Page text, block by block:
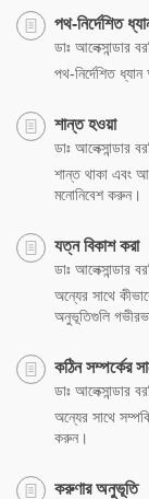
পথ-নির্দেশিত
ডাঃ আলেক্সান্ডার
পথ-নির্দেশিত
শান্ত হওয়া
ডাঃ আলেক্সান্ডার
শান্ত থাকা এবং
মনোনিবেশ করুন।
যত্ন বিকাশ করা
ডাঃ আলেক্সান্ডার
অন্যের সাথে
অনুভূতিগুলি
কঠিন সম্পর্কের
ডাঃ আলেক্সান্ডার
অন্যের সাথে
করুন।
করুণার অনুভূতি